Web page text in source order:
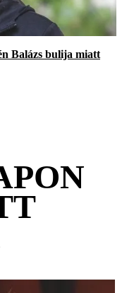
Balázs bulija miatt